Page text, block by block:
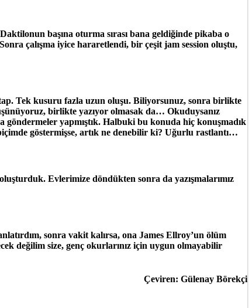
başına oturma sırası bana geldiğinde pikaba o
çalışma iyice hararetlendi, bir çeşit jam session oluştu,
Tek kusuru fazla uzun oluşu. Biliyorsunuz, sonra birlikte
birlikte yazıyor olmasak da… Okuduysanız
göndermeler yapmıştık. Halbuki bu konuda hiç konuşmadık
göstermişse, artık ne denebilir ki? Uğurlu rastlantı…
Evlerimize döndükten sonra da yazışmalarımız
sonra vakit kalırsa, ona James Ellroy’un ölüm
değilim size, genç okurlarınız için uygun olmayabilir
Çeviren: Gülenay Börekçi